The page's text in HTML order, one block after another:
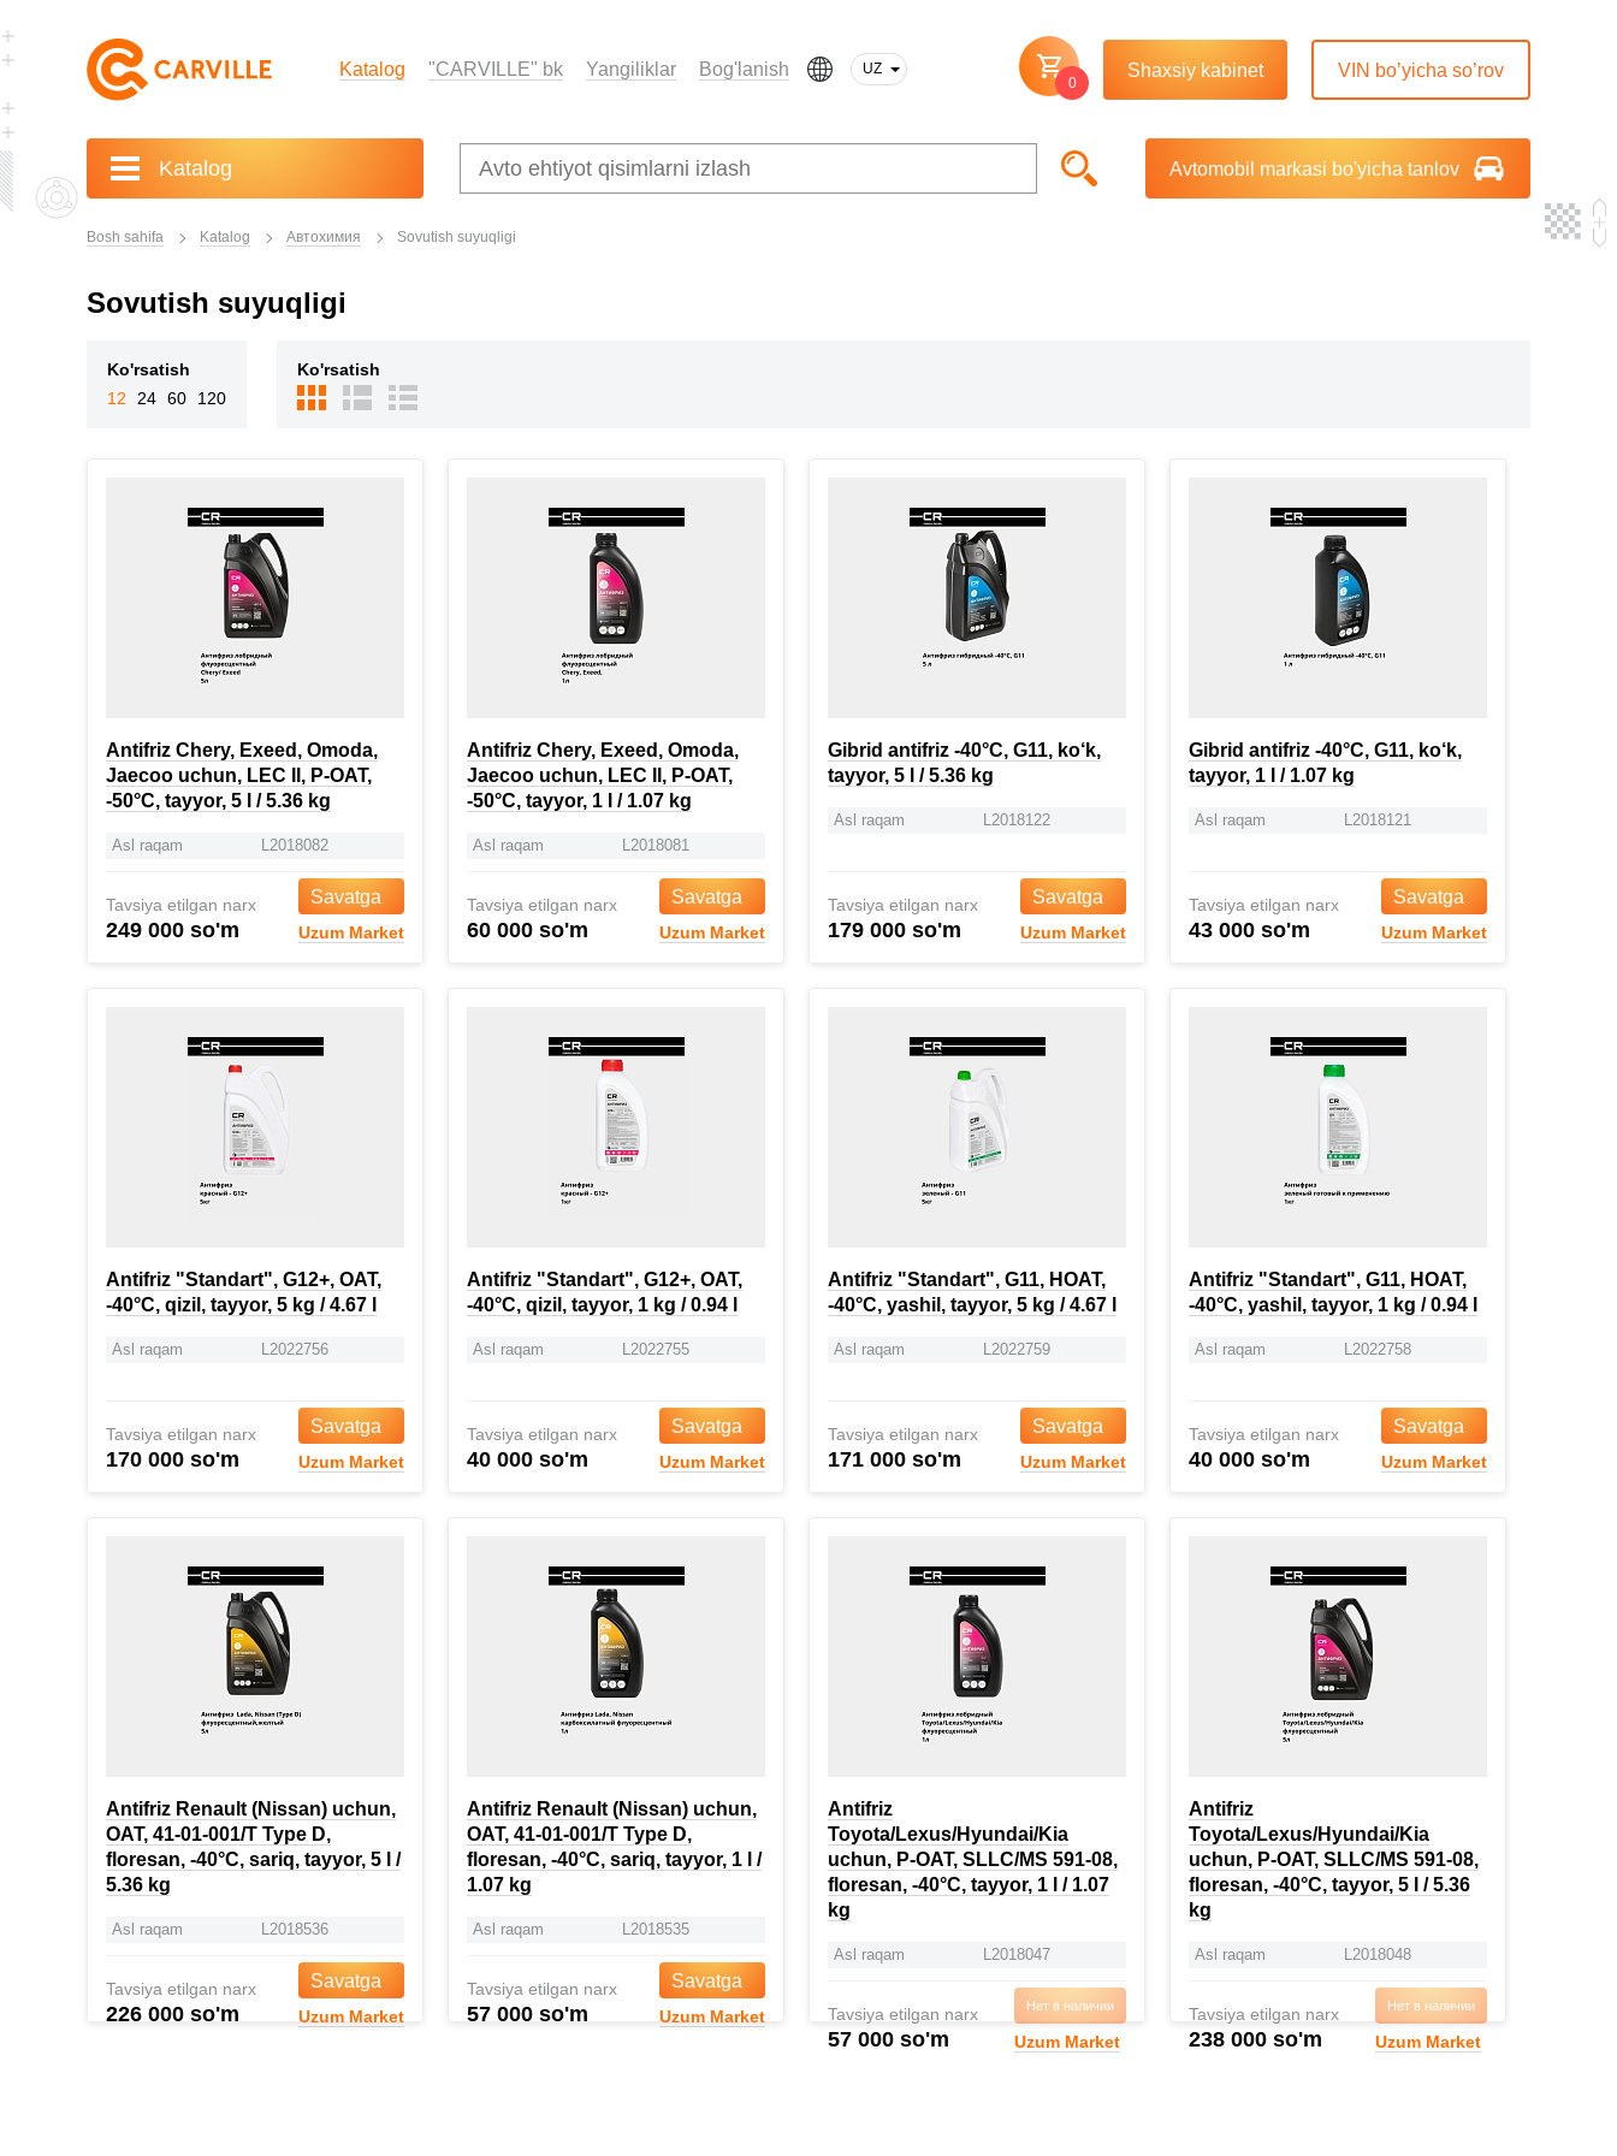
Katalog "CARVILLE" bk Yangiliklar Bog'lanish
UZ
0
Shaxsiy kabinet VIN bo’yicha so’rov
Katalog Avtomobil markasi bo'yicha tanlov
Bosh sahifa Katalog Автохимия Sovutish suyuqligi
Sovutish suyuqligi
Ko'rsatish
12
24 60 120
Ko'rsatish
Antifriz Chery, Exeed, Omoda,
Jaecoo uchun, LEC II, P-OAT,
-50°C, tayyor, 5 l / 5.36 kg
Asl raqam L2018082
Tavsiya etilgan narx
249 000 so'm
Savatga
Uzum Market
Antifriz Chery, Exeed, Omoda,
Jaecoo uchun, LEC II, P-OAT,
-50°C, tayyor, 1 l / 1.07 kg
Asl raqam L2018081
Tavsiya etilgan narx
60 000 so'm
Savatga
Uzum Market
Gibrid antifriz -40°C, G11, ko‘k,
tayyor, 5 l / 5.36 kg
Asl raqam L2018122
Tavsiya etilgan narx
179 000 so'm
Savatga
Uzum Market
Gibrid antifriz -40°C, G11, ko‘k,
tayyor, 1 l / 1.07 kg
Asl raqam L2018121
Tavsiya etilgan narx
43 000 so'm
Savatga
Uzum Market
Antifriz "Standart", G12+, OAT,
-40°C, qizil, tayyor, 5 kg / 4.67 l
Asl raqam L2022756
Tavsiya etilgan narx
170 000 so'm
Savatga
Uzum Market
Antifriz "Standart", G12+, OAT,
-40°C, qizil, tayyor, 1 kg / 0.94 l
Asl raqam L2022755
Tavsiya etilgan narx
40 000 so'm
Savatga
Uzum Market
Antifriz "Standart", G11, HOAT,
-40°C, yashil, tayyor, 5 kg / 4.67 l
Asl raqam L2022759
Tavsiya etilgan narx
171 000 so'm
Savatga
Uzum Market
Antifriz "Standart", G11, HOAT,
-40°C, yashil, tayyor, 1 kg / 0.94 l
Asl raqam L2022758
Tavsiya etilgan narx
40 000 so'm
Savatga
Uzum Market
Antifriz Renault (Nissan) uchun,
OAT, 41-01-001/T Type D,
floresan, -40°C, sariq, tayyor, 5 l /
5.36 kg
Asl raqam L2018536
Tavsiya etilgan narx
226 000 so'm
Savatga
Uzum Market
Antifriz Renault (Nissan) uchun,
OAT, 41-01-001/T Type D,
floresan, -40°C, sariq, tayyor, 1 l /
1.07 kg
Asl raqam L2018535
Tavsiya etilgan narx
57 000 so'm
Savatga
Uzum Market
Antifriz
Toyota/Lexus/Hyundai/Kia
uchun, P-OAT, SLLC/MS 591-08,
floresan, -40°C, tayyor, 1 l / 1.07
kg
Asl raqam L2018047
Tavsiya etilgan narx
57 000 so'm
Нет в наличии
Uzum Market
Antifriz
Toyota/Lexus/Hyundai/Kia
uchun, P-OAT, SLLC/MS 591-08,
floresan, -40°C, tayyor, 5 l / 5.36
kg
Asl raqam L2018048
Tavsiya etilgan narx
238 000 so'm
Нет в наличии
Uzum Market